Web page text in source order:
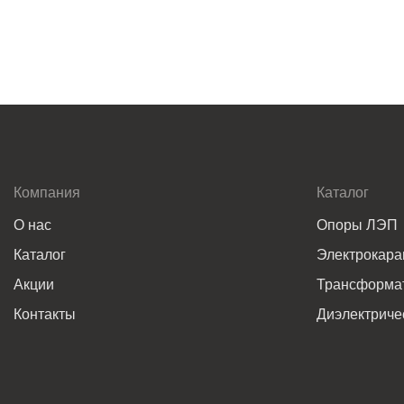
Компания
О нас
Каталог
Акции
Контакты
Каталог
Опоры ЛЭП